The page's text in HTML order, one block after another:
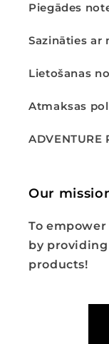
Piegādes
Sazināties ar
Lietošanas
Atmaksas
ADVENTURE
Our
To
by
products!